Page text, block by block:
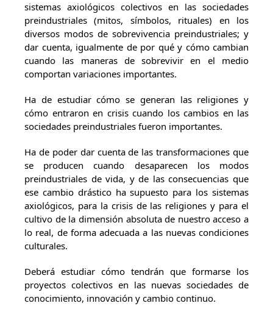
sistemas axiológicos colectivos en las sociedades
preindustriales (mitos, símbolos, rituales) en los
diversos modos de sobrevivencia preindustriales; y
dar cuenta, igualmente de por qué y cómo cambian
cuando las maneras de sobrevivir en el medio
comportan variaciones importantes.
Ha de estudiar cómo se generan las religiones y
cómo entraron en crisis cuando los cambios en las
sociedades preindustriales fueron importantes.
Ha de poder dar cuenta de las transformaciones que
se producen cuando desaparecen los modos
preindustriales de vida, y de las consecuencias que
ese cambio drástico ha supuesto para los sistemas
axiológicos, para la crisis de las religiones y para el
cultivo de la dimensión absoluta de nuestro acceso a
lo real, de forma adecuada a las nuevas condiciones
culturales.
Deberá estudiar cómo tendrán que formarse los
proyectos colectivos en las nuevas sociedades de
conocimiento, innovación y cambio continuo.